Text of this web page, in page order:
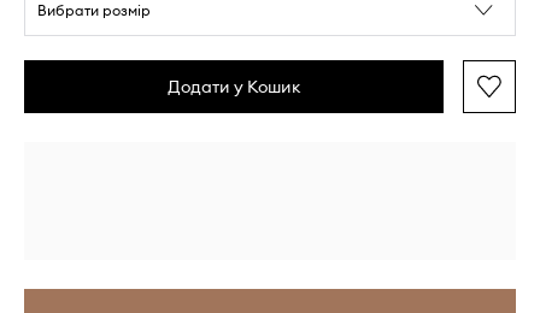
Вибрати розмір
Додати у Кошик